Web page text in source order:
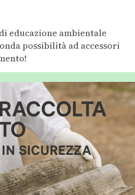
educazione ambientale
possibilità ad accessori